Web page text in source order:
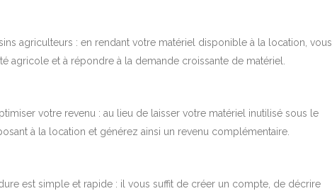
agriculteurs : en rendant votre matériel disponible à la location, vous
agricole et à répondre à la demande croissante de matériel.
votre revenu : au lieu de laisser votre matériel inutilisé sous le
à la location et générez ainsi un revenu complémentaire.
est simple et rapide : il vous suffit de créer un compte, de décrire